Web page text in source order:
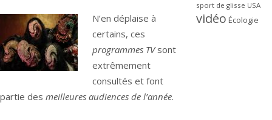
N’en déplaise à
certains, ces
programmes TVsont
extrêmement
consultés et font
partie des meilleures audiences de l’année.
sport de glisse USA
vidéo Écologie